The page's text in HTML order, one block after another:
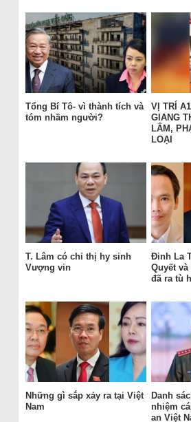
Tổng Bí Tô- vì thành tích và
tóm nhầm người?
VỊ TRÍ
GIANG
LÂM,
LOẠI
T. Lâm có chỉ thị hy sinh
Vượng vin
Đinh La
Quyết
đã ra tù
Những gì sắp xảy ra tại Việt
Nam
Danh
nhiệm
an Việt